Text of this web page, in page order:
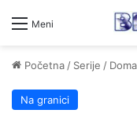
Meni
Početna/ Serije /
Na granici